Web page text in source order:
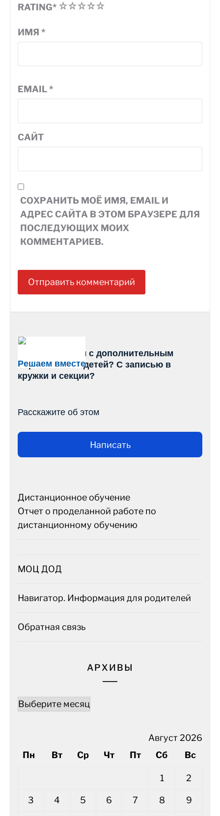
RATING* 5
4
3
2
1
ИМЯ *
EMAIL*
САЙТ
СОХРАНИТЬ МОЁ ИМЯ, EMAIL И
АДРЕС САЙТА В ЭТОМ БРАУЗЕРЕ ДЛЯ
ПОСЛЕДУЮЩИХ МОИХ
КОММЕНТАРИЕВ.
Решаем вместе
Есть проблемы с дополнительным
образованием детей? С записью в
кружки и секции?
Расскажите об этом
Написать
Дистанционное обучение
Отчет о проделанной работе по
дистанционному обучению
МОЦ ДОД
Навигатор. Информация для родителей
Обратная связь
АРХИВЫ
Архивы
Август 2026
Пн
Вт Ср Чт Пт Сб Вс
1 2
3 4 5 6 7 8 9